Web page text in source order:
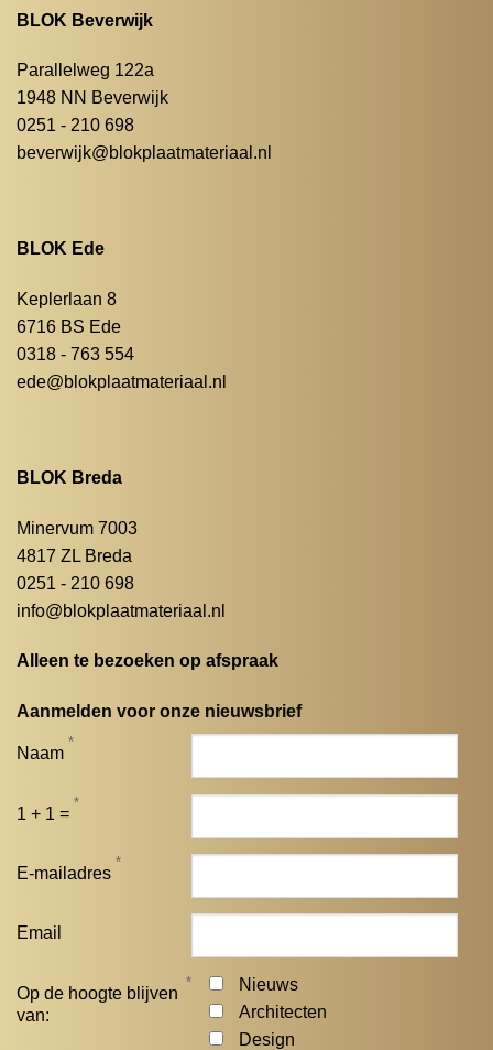
BLOK Beverwijk
Parallelweg 122a
1948 NN Beverwijk
0251 - 210 698
beverwijk@blokplaatmateriaal.nl
BLOK Ede
Keplerlaan 8
6716 BS Ede
0318 - 763 554
ede@blokplaatmateriaal.nl
BLOK Breda
Minervum 7003
4817 ZL Breda
0251 - 210 698
info@blokplaatmateriaal.nl
Alleen te bezoeken op afspraak
Aanmelden voor onze nieuwsbrief
Naam
*
1 + 1 =
*
E-mailadres
*
Email
Op de hoogte blijven
van:
*
Nieuws
Architecten
Design